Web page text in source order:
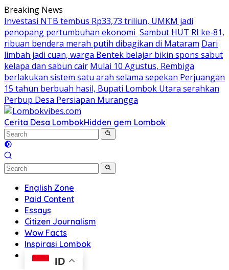
Skip
to
content
Breaking News
Investasi NTB tembus Rp33,73 triliun, UMKM jadi
penopang pertumbuhan ekonomi Sambut HUT RI ke-81,
ribuan bendera merah putih dibagikan di Mataram Dari
limbah jadi cuan, warga Bentek belajar bikin spons sabut
kelapa dan sabun cair Mulai 10 Agustus, Rembiga
berlakukan sistem satu arah selama sepekan Perjuangan
15 tahun berbuah hasil, Bupati Lombok Utara serahkan
Perbup Desa Persiapan Murangga
Cerita Desa LombokHidden gem Lombok
English Zone
Paid Content
Essays
Citizen Journalism
Wow Facts
Inspirasi Lombok
ID